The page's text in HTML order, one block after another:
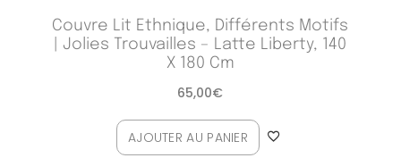
Couvre Lit Ethnique, Différents Motifs
| Jolies Trouvailles – Latte Liberty, 140
X 180 Cm
65,00€
AJOUTER AU PANIER